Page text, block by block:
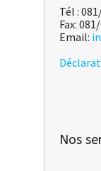
Tél :
Fax:
Email:
Nos